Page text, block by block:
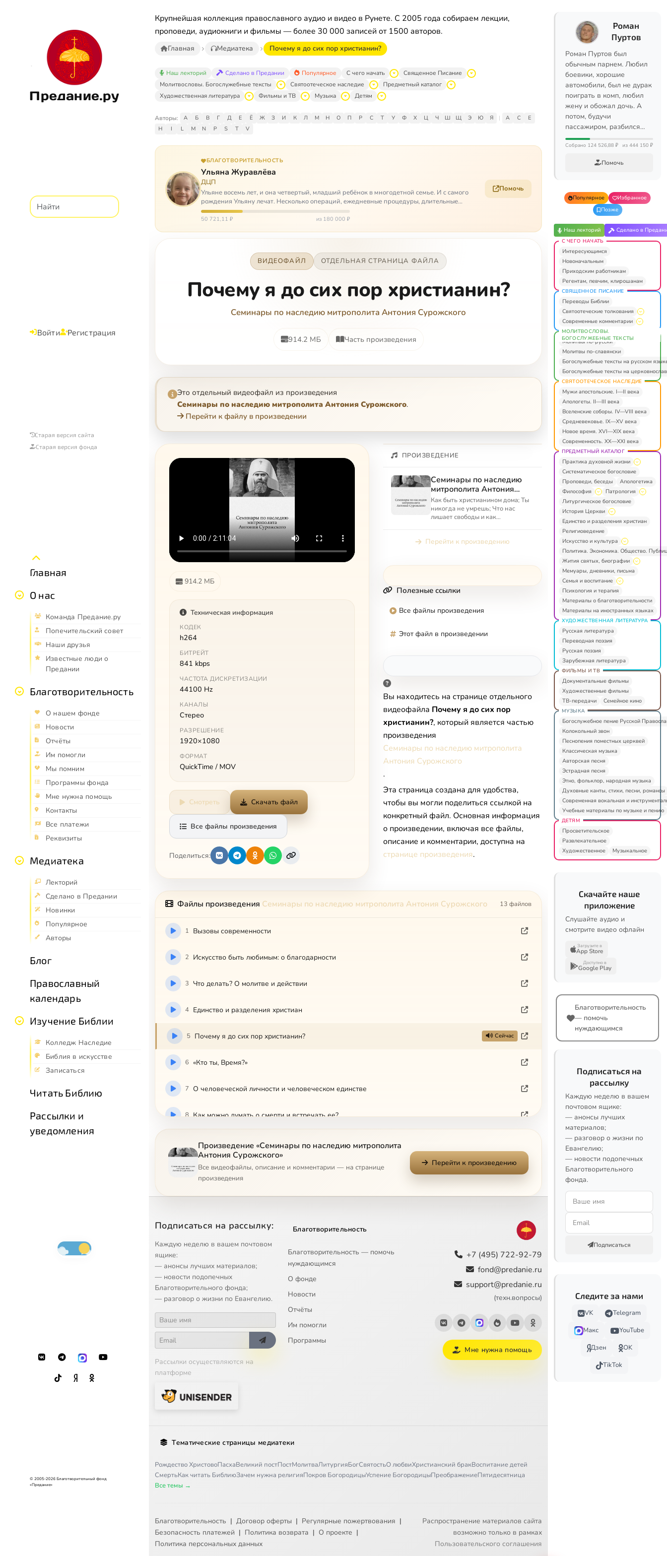
Предание.ру
Войти Регистрация
Старая версия сайта
Старая версия фонда
Главная
О нас
Команда Предание.ру
Попечительский совет
Наши друзья
Известные люди о
Предании
Благотворительность
О нашем фонде
Новости
Отчёты
Им помогли
Мы помним
Программы фонда
Мне нужна помощь
Контакты
Все платежи
Реквизиты
Медиатека
Лекторий
Сделано в Предании
Новинки
Популярное
Авторы
Блог
Православный
календарь
Изучение Библии
Колледж Наследие
Библия в искусстве
Записаться
Читать Библию
Рассылки и
уведомления
© 2005-2026 Благотворительный фонд
«Предание»
Крупнейшая коллекция православного аудио и видео в Рунете. С 2005 года собираем лекции,
проповеди, аудиокниги и фильмы — более 30 000 записей от 1500 авторов.
Главная Медиатека Почему я до сих пор христианин?
Наш лекторий Сделано в Предании Популярное С чего начать
Священное Писание
Молитвословы. Богослужебные тексты
Святоотеческое наследие
Предметный каталог
Художественная литература
Фильмы и ТВ Музыка Детям
Авторы: А Б В Г Д Е Ё Ж З И К Л М Н О П Р С Т У Ф Х Ц Ч Ш Щ Э Ю Я | A C
E
H
I L M N P S T V
БЛАГОТВОРИТЕЛЬНОСТЬ
Ульяна Журавлёва
ДЦП
Ульяне восемь лет, и она четвертый, младший ребёнок в многодетной семье. И с самого
рождения Ульяну лечат. Несколько операций, ежедневные процедуры, длительные
реабилитации и беско…
50 721,11 ₽ из 180 000 ₽
Помочь
ВИДЕОФАЙЛ ОТДЕЛЬНАЯ СТРАНИЦА ФАЙЛА
Почему я до сих пор христианин?
Семинары по наследию митрополита Антония Сурожского
914.2 МБ Часть произведения
Это отдельный видеофайл из произведения
Семинары по наследию митрополита Антония Сурожского.
Перейти к файлу в произведении
914.2 МБ
Техническая информация
КОДЕК
h264
БИТРЕЙТ
841 kbps
ЧАСТОТА ДИСКРЕТИЗАЦИИ
44100 Hz
КАНАЛЫ
Стерео
РАЗРЕШЕНИЕ
1920×1080
ФОРМАТ
QuickTime / MOV
Смотреть Скачать файл
Все файлы произведения
Поделиться:
ПРОИЗВЕДЕНИЕ
Семинары по наследию
митрополита Антония
Сурожского
Как быть христианином дома; Ты
никогда не умрешь; Что нас
лишает свободы и как
встречать ее;...
Перейти к произведению
Полезные ссылки
Все файлы произведения
Этот файл в произведении
Вы находитесь на странице отдельного
видеофайла Почему я до сих пор
христианин?, который является частью
произведения
Семинары по наследию митрополита
Антония Сурожского
.
Эта страница создана для удобства,
чтобы вы могли поделиться ссылкой на
конкретный файл. Основная информация
о произведении, включая все файлы,
описание и комментарии, доступна на
странице произведения.
Файлы произведения Семинары по наследию митрополита Антония Сурожского 13 файлов
1 Вызовы современности
2 Искусство быть любимым: о благодарности
3 Что делать? О молитве и действии
4 Единство и разделения христиан
5 Почему я до сих пор христианин? Сейчас
6 «Кто ты, Время?»
7 О человеческой личности и человеческом единстве
8 Как можно думать о смерти и встречать ее?
На пути к цельности: внутренний выбор и внешние обстоятельства
10 О мужестве и страхе
11 Как быть христианином дома
13
Произведение «Семинары по наследию митрополита
Антония Сурожского»
Все видеофайлы, описание и комментарии — на странице
произведения
Перейти к произведению
Подписаться на рассылку:
Каждую неделю в вашем почтовом
ящике:
— анонсы лучших материалов;
— новости подопечных
Благотворительного фонда;
— разговор о жизни по Евангелию.
Рассылки осуществляются на
платформе
Благотворительность
Благотворительность — помочь
нуждающимся
О фонде
Новости
Отчёты
Им помогли
Программы
+7 (495) 722-92-79
fond@predanie.ru
support@predanie.ru
(техн.вопросы)
Мне нужна помощь
Тематические страницы медиатеки
Рождество ХристовоПасхаВеликий постПостМолитваЛитургияБогСвятостьО любвиХристианский бракВоспитание детей
СмертьКак читать БиблиюЗачем нужна религияПокров БогородицыУспение БогородицыПреображениеПятидесятница
Все темы →
Благотворительность | Договор оферты | Регулярные пожертвования |
Безопасность платежей | Политика возврата | О проекте |
Политика персональных данных
Распространение материалов сайта
возможно только в рамках
Пользовательского соглашения
Роман
Пуртов
Роман Пуртов был
обычным парнем. Любил
боевики, хорошие
автомобили, был не дурак
поиграть в комп, любил
жену и обожал дочь. А
потом, будучи
пассажиром, разбился…
Собрано 124 526,88 ₽ из 444 150 ₽
Помочь
Популярное
Избранное
Позже
Наш лекторий Сделано в
С ЧЕГО НАЧАТЬ
Интересующимся
Новоначальным
Приходским работникам
Регентам, певчим, клирошанам
СВЯЩЕННОЕ ПИСАНИЕ
Переводы Библии
Святоотеческие толкования
Современные комментарии
МОЛИТВОСЛОВЫ.
БОГОСЛУЖЕБНЫЕ ТЕКСТЫ
Молитвы по-русски
Молитвы по-славянски
Богослужебные тексты на русском
Богослужебные тексты на
СВЯТООТЕЧЕСКОЕ НАСЛЕДИЕ
Мужи апостольские. I—II века
Апологеты. II—III века
Вселенские соборы. IV—VIII века
Средневековье. IX—XV века
Новое время. XVI—XIX века
Современность. XX—XXI века
ПРЕДМЕТНЫЙ КАТАЛОГ
Практика духовной жизни
Систематическое богословие
Проповеди, беседы
Апологетика
Философия
Патрология
Литургическое богословие
История Церкви
Единство и разделения христиан
Религиоведение
Искусство и культура
Политика. Экономика. Общество.
Жития святых, биографии
Мемуары, дневники, письма
Семья и воспитание
Психология и терапия
Материалы о благотворительности
Материалы на иностранных языках
ХУДОЖЕСТВЕННАЯ ЛИТЕРАТУРА
Русская литература
Переводная поэзия
Русская поэзия
Зарубежная литература
ФИЛЬМЫ И ТВ
Документальные фильмы
Художественные фильмы
ТВ-передачи
Семейное кино
МУЗЫКА
Богослужебное пение Русской
Колокольный звон
Песнопения поместных церквей
Классическая музыка
Авторская песня
Эстрадная песня
Этно, фольклор, народная музыка
Духовные канты, стихи, песни, романсы
Современная вокальная и
Учебные материалы по музыке и пению
ДЕТЯМ
Просветительское
Развлекательное
Художественное
Музыкальное
Скачайте наше
приложение
Слушайте аудио и
смотрите видео офлайн
Загрузите в
App Store
Доступно в
Google Play
Благотворительность
— помочь
нуждающимся
Подписаться на
рассылку
Каждую неделю в вашем
почтовом ящике:
— анонсы лучших
материалов;
— разговор о жизни по
Евангелию;
— новости подопечных
Благотворительного
фонда.
Подписаться
Следите за нами
VK
Telegram
Макс
YouTube
Дзен
OK
TikTok